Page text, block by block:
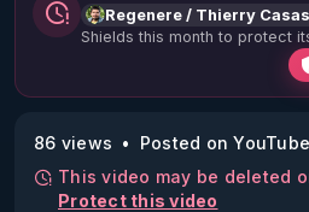
Regenere / Thierry
Shields this month to protect
86 views
Posted on
This video may be deleted
Protect this video